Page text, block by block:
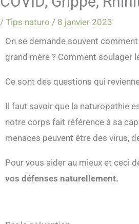
/Tips naturo / 8 janvier 2023
On se demande souvent
grand mère ? Comment soulager
Ce sont des questions qui
Il faut savoir que la naturopathie
notre corps fait référence à sa
menaces peuvent être des virus,
Pour vous aider au mieux et ceci
vos défenses naturellement.